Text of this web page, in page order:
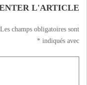
L'ARTICLE
Les champs obligatoires sont
indiqués avec
*